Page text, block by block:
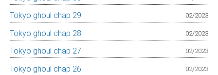
Tokyo ghoul chap 29 02/2023
Tokyo ghoul chap 28 02/2023
Tokyo ghoul chap 27 02/2023
Tokyo ghoul chap 26 02/2023